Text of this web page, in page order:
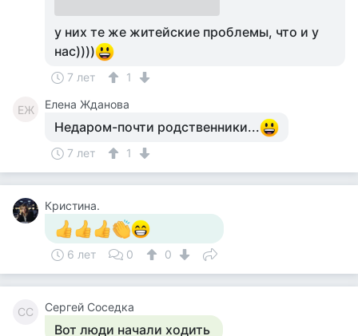
у них те же житейские проблемы, что и у
нас))))
7 лет 1
ЕЖ Елена Жданова
Недаром-почти родственники...
7 лет 1
Кристина.
6 лет 0 0
СС Сергей Соседка
Вот люди начали ходить